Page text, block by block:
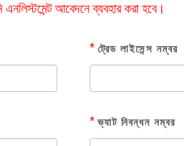
আবেদনে ব্যবহার করা হবে।
* ট্রেড লাইসেন্স নম্বর
* ভ্যাট নিবন্ধন নম্বর